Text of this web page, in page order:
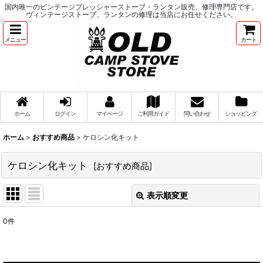
国内唯一のビンテージプレッシャーストーブ・ランタン販売、修理専門店です。
ヴィンテージストーブ、ランタンの修理は当店にお任せください。
メニュー カート
ホーム ログイン マイページ ご利用ガイド 問い合わせ ショッピング
ホーム > おすすめ商品 > ケロシン化キット
ケロシン化キット [おすすめ商品]
表示順変更
0件